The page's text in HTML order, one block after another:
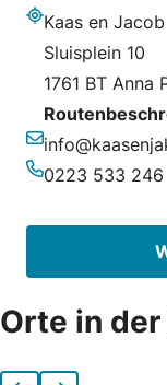
Kaas en Jacob
Sluisplein 10
1761 BT Anna
E-Mail-Adresse
0223 533 246
Orte in der